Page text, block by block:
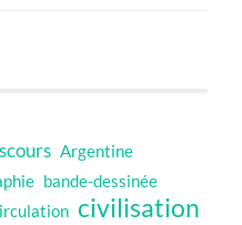
Argentine
bande-dessinée
civilisation